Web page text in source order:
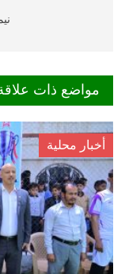
مواضع ذات
أخبار محلية